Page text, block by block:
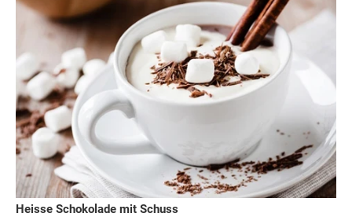
Heisse Schokolade mit Schuss